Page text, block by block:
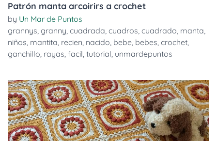
Patrón manta arcoirirs a crochet
by Un Mar de Puntos
grannys, granny, cuadrada, cuadros, cuadrado, manta,
niños, mantita, recien, nacido, bebe, bebes, crochet,
ganchillo, rayas, facil, tutorial, unmardepuntos